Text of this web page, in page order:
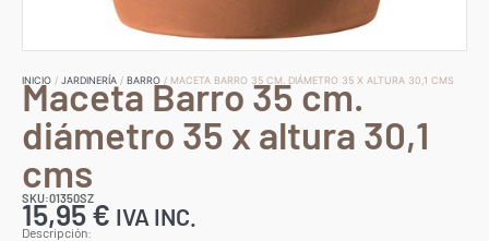
INICIO / JARDINERÍA / BARRO / MACETA BARRO 35 CM. DIÁMETRO 35 X ALTURA 30,1 CMS
Maceta Barro 35 cm.
diámetro 35 x altura 30,1
cms
SKU:01350SZ
15,95€ IVA INC.
Descripción: